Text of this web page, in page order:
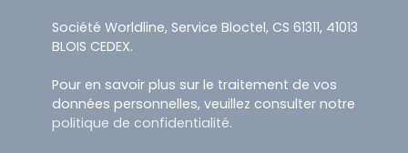
Société Worldline, Service Bloctel, CS 61311, 41013
BLOIS CEDEX.
Pour en savoir plus sur le traitement de vos
données personnelles, veuillez consulter notre
politique de confidentialité.